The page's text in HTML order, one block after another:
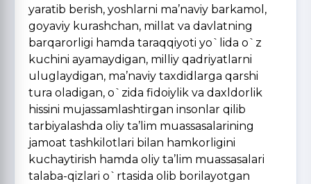
yaratib berish, yoshlarni ma’naviy barkamol,
goyaviy kurashchan, millat va davlatning
barqarorligi hamda taraqqiyoti yo`lida o`z
kuchini ayamaydigan, milliy qadriyatlarni
uluglaydigan, ma’naviy taxdidlarga qarshi
tura oladigan, o`zida fidoiylik va daxldorlik
hissini mujassamlashtirgan insonlar qilib
tarbiyalashda oliy ta’lim muassasalarining
jamoat tashkilotlari bilan hamkorligini
kuchaytirish hamda oliy ta’lim muassasalari
talaba-qizlari o`rtasida olib borilayotgan